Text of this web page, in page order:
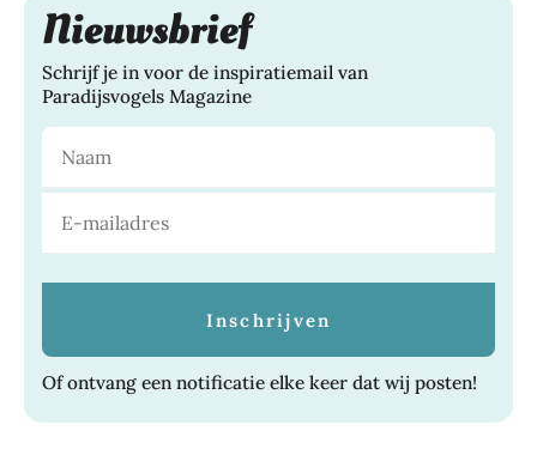
Nieuwsbrief
Schrijf je in voor de inspiratiemail van
Paradijsvogels Magazine
Of ontvang een notificatie elke keer dat wij posten!